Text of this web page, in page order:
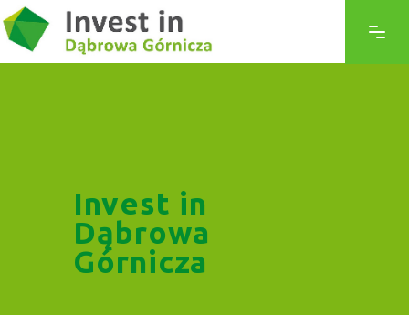
Invest in
Dąbrowa
Górnicza